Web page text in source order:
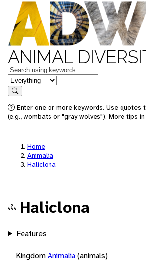
ANIMAL
Keywords
in feature
Search
Enter one or more keywords. Use quotes
(e.g., wombats or "gray wolves"). More tips
Home
Animalia
Haliclona
Haliclona
Features
KingdomAnimalia(animals)